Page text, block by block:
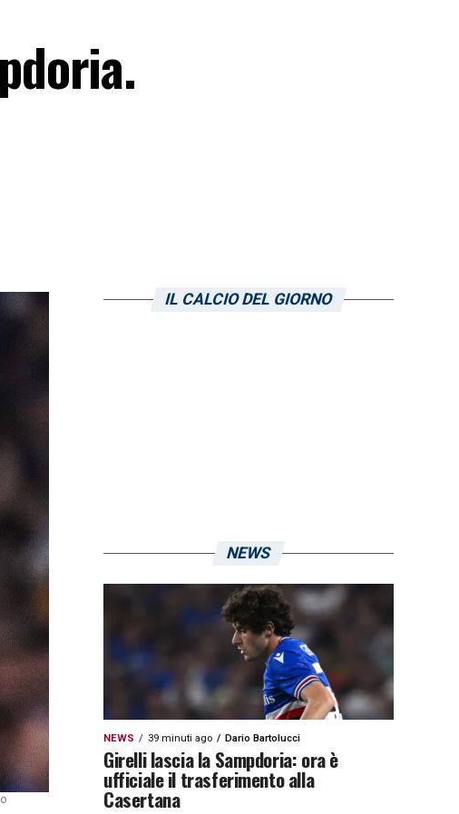
IL CALCIO DEL GIORNO
NEWS
NEWS 39 minuti ago Dario Bartolucci
Girelli lascia la Sampdoria: ora è
ufficiale il trasferimento alla
Casertana